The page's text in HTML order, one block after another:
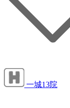
一城13院